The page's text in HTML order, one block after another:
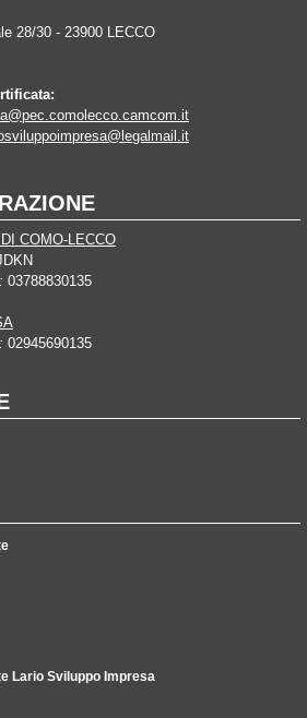
28/30 - 23900 LECCO
COMO-LECCO
03788830135
02945690135
Lario Sviluppo Impresa